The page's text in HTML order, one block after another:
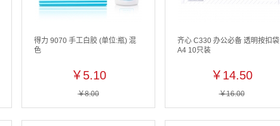
得力 9070 手工白胶 (单位:瓶) 混
色
￥5.10
￥8.00
齐心 C330 办公必备 透明按扣袋
A4 10只装
￥14.50
￥16.00